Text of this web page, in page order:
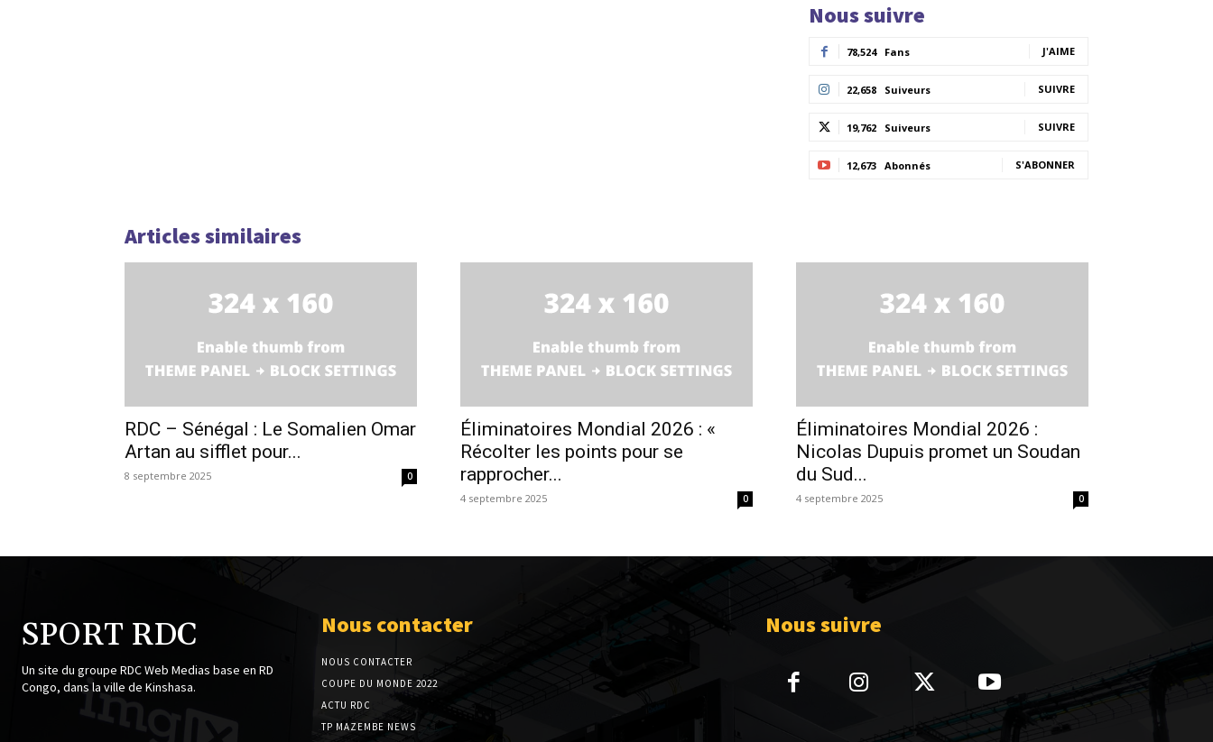
Nous suivre
78,524 Fans J'AIME
22,658 Suiveurs SUIVRE
19,762 Suiveurs SUIVRE
12,673 Abonnés S'ABONNER
Articles similaires
RDC – Sénégal : Le Somalien Omar
Artan au sifflet pour...
8 septembre 2025 0
Éliminatoires Mondial 2026 : «
Récolter les points pour se
rapprocher...
4 septembre 2025 0
Éliminatoires Mondial 2026 :
Nicolas Dupuis promet un Soudan
du Sud...
4 septembre 2025 0
SPORT RDC
Un site du groupe RDC Web Medias base en RD
Congo, dans la ville de Kinshasa.
Nous contacter
NOUS CONTACTER
COUPE DU MONDE 2022
ACTU RDC
TP MAZEMBE NEWS
Nous suivre